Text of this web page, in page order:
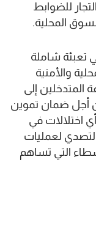
للضوابط
المحلية.
تعبئة شاملة
والأمنية
المتدخلين إلى
أجل ضمان تموين
اختلالات في
لعمليات
التي تساهم